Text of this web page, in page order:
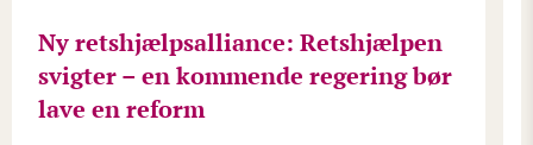
Ny retshjælpsalliance: Retshjælpen
svigter – en kommende regering bør
lave en reform